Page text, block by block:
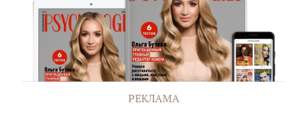
РЕКЛАМА